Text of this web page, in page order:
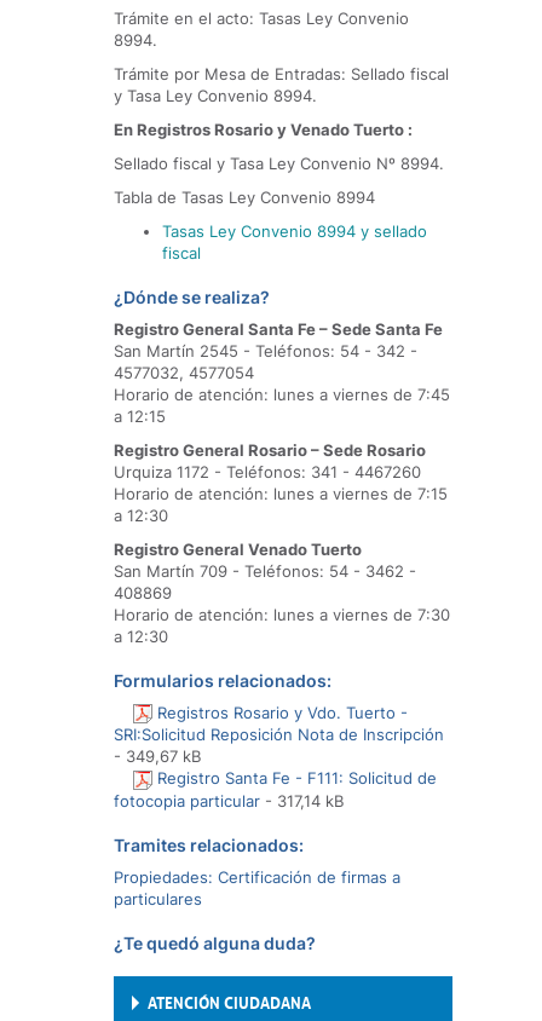
Trámite en el acto: Tasas Ley Convenio
8994.
Trámite por Mesa de Entradas: Sellado fiscal
y Tasa Ley Convenio 8994.
En Registros Rosario y Venado Tuerto :
Sellado fiscal y Tasa Ley Convenio Nº 8994.
Tabla de Tasas Ley Convenio 8994
Tasas Ley Convenio 8994 y sellado
fiscal
¿Dónde se realiza?
Registro General Santa Fe – Sede Santa Fe
San Martín 2545 - Teléfonos: 54 - 342 -
4577032, 4577054
Horario de atención: lunes a viernes de 7:45
a 12:15
Registro General Rosario – Sede Rosario
Urquiza 1172 - Teléfonos: 341 - 4467260
Horario de atención: lunes a viernes de 7:15
a 12:30
Registro General Venado Tuerto
San Martín 709 - Teléfonos: 54 - 3462 -
408869
Horario de atención: lunes a viernes de 7:30
a 12:30
Formularios relacionados:
Registros Rosario y Vdo. Tuerto -
SRI:Solicitud Reposición Nota de Inscripción
- 349,67 kB
Registro Santa Fe - F111: Solicitud de
fotocopia particular - 317,14 kB
Tramites relacionados:
Propiedades: Certificación de firmas a
particulares
¿Te quedó alguna duda?
ATENCIÓN CIUDADANA